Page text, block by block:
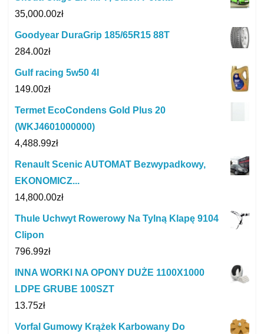
35,000.00zł
Goodyear DuraGrip 185/65R15 88T
284.00zł
Gulf racing 5w50 4l
149.00zł
Termet EcoCondens Gold Plus 20
(WKJ4601000000)
4,488.99zł
Renault Scenic AUTOMAT Bezwypadkowy,
EKONOMICZ...
14,800.00zł
Thule Uchwyt Rowerowy Na Tylną Klapę 9104
Clipon
796.99zł
INNA WORKI NA OPONY DUŻE 1100X1000
LDPE GRUBE 100SZT
13.75zł
Vorfal Gumowy Krążek Karbowany Do